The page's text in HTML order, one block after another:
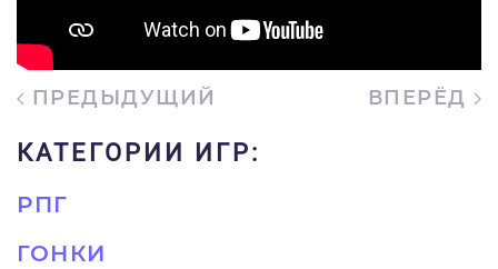
ПРЕДЫДУЩИЙ ВПЕРЁД
КАТЕГОРИИ ИГР:
РПГ
ГОНКИ